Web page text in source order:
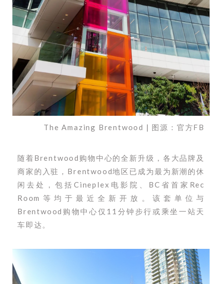
The Amazing Brentwood | 图源：官方FB
随着Brentwood购物中心的全新升级，各大品牌及
商家的入驻，Brentwood地区已成为最为新潮的休
闲去处，包括Cineplex电影院、BC省首家Rec
Room等均于最近全新开放。该套单位与
Brentwood购物中心仅11分钟步行或乘坐一站天
车即达。